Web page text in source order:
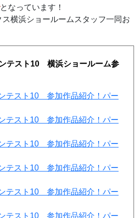
となっています！
横浜ショールームスタッフ一同お
テスト10 横浜ショールーム参
テスト10 参加作品紹介！パー
テスト10 参加作品紹介！パー
テスト10 参加作品紹介！パー
テスト10 参加作品紹介！パー
テスト10 参加作品紹介！パー
テスト10 参加作品紹介！パー